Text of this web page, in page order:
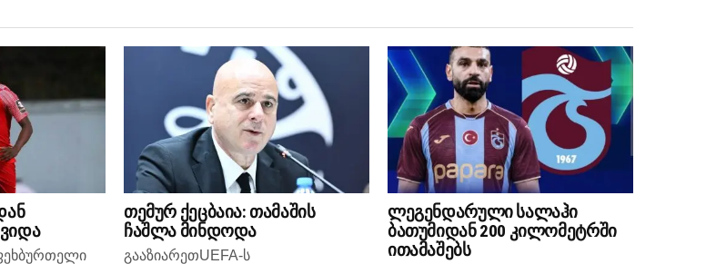
თემურ ქეცბაია: თამაშის
ჩაშლა მინდოდა
გააზიარეთUEFA-ს
ლეგენდარული სალაჰი
ბათუმიდან 200 კილომეტრში
ითამაშებს